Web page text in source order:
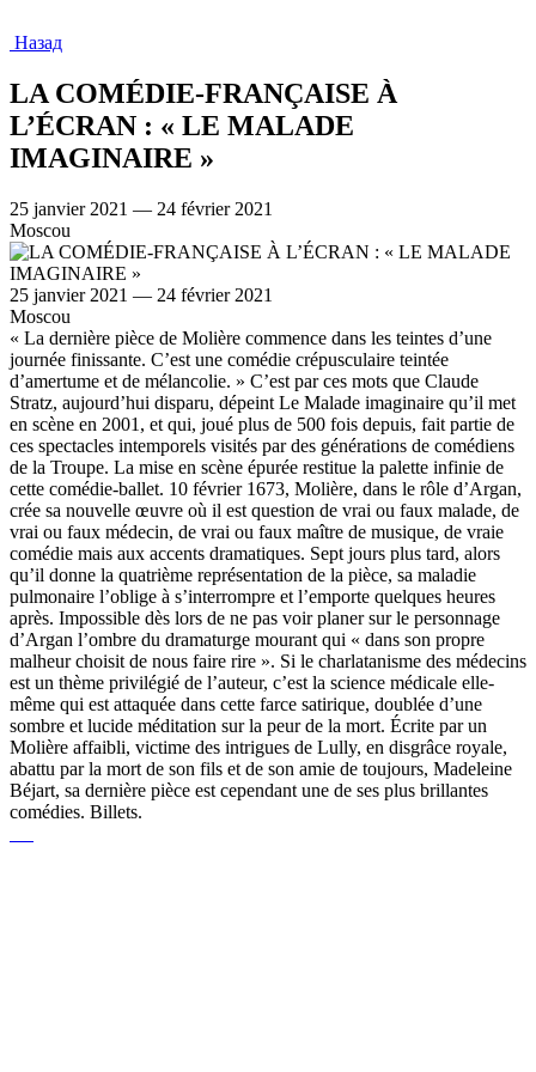
Назад
LA COMÉDIE-FRANÇAISE À
L’ÉCRAN : « LE MALADE
IMAGINAIRE »
25 janvier 2021 — 24 février 2021
Moscou
25 janvier 2021 — 24 février 2021
Moscou
« La dernière pièce de Molière commence dans les teintes d’une
journée finissante. C’est une comédie crépusculaire teintée
d’amertume et de mélancolie. » C’est par ces mots que Claude
Stratz, aujourd’hui disparu, dépeint Le Malade imaginaire qu’il met
en scène en 2001, et qui, joué plus de 500 fois depuis, fait partie de
ces spectacles intemporels visités par des générations de comédiens
de la Troupe. La mise en scène épurée restitue la palette infinie de
cette comédie-ballet. 10 février 1673, Molière, dans le rôle d’Argan,
crée sa nouvelle œuvre où il est question de vrai ou faux malade, de
vrai ou faux médecin, de vrai ou faux maître de musique, de vraie
comédie mais aux accents dramatiques. Sept jours plus tard, alors
qu’il donne la quatrième représentation de la pièce, sa maladie
pulmonaire l’oblige à s’interrompre et l’emporte quelques heures
après. Impossible dès lors de ne pas voir planer sur le personnage
d’Argan l’ombre du dramaturge mourant qui « dans son propre
malheur choisit de nous faire rire ». Si le charlatanisme des médecins
est un thème privilégié de l’auteur, c’est la science médicale elle-
même qui est attaquée dans cette farce satirique, doublée d’une
sombre et lucide méditation sur la peur de la mort. Écrite par un
Molière affaibli, victime des intrigues de Lully, en disgrâce royale,
abattu par la mort de son fils et de son amie de toujours, Madeleine
Béjart, sa dernière pièce est cependant une de ses plus brillantes
comédies. Billets.